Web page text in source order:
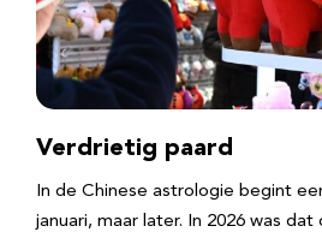
Verdrietig paard
In de Chinese astrologie begint
januari, maar later. In 2026 was dat